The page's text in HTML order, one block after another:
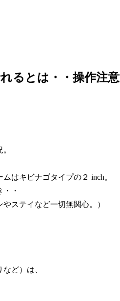
るとは・・操作注意
はキビナゴタイプの２ inch。
・
ステイなど一切無関心。）
ど）は、